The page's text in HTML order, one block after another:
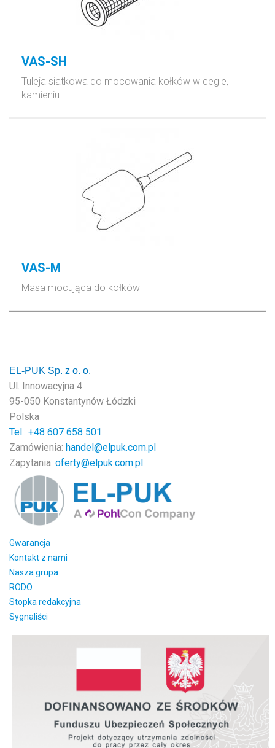
VAS-SH
Tuleja siatkowa do mocowania kołków w cegle,
kamieniu
VAS-M
Masa mocująca do kołków
EL-PUK Sp. z o. o.
Ul. Innowacyjna 4
95-050 Konstantynów Łódzki
Polska
Tel.: +48 607 658 501
Zamówienia: handel@elpuk.com.pl
Zapytania: oferty@elpuk.com.pl
Gwarancja
Kontakt z nami
Nasza grupa
RODO
Stopka redakcyjna
Sygnaliści